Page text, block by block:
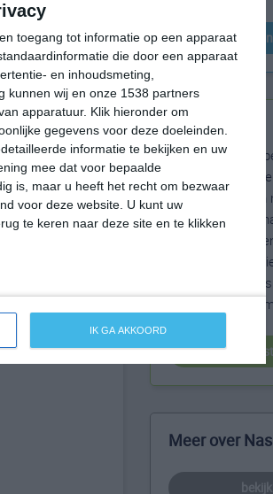
toegang tot informatie op een apparaat
die door een apparaat
en inhoudsmeting,
kunnen wij en onze 1538 partners
apparatuur. Klik hieronder om
gegevens voor deze doeleinden.
informatie te bekijken en uw
mee dat voor bepaalde
is, maar u heeft het recht om bezwaar
voor deze website. U kunt uw
te keren naar deze site en te klikken
IK GA AKKOORD
29°C
11:00
11:00
ZO 2
Beste reistijd
Het weer is een
reizen. Wil je
maanden zijn
Op basis van
weersextremen
weerinformatie
over de beste
duizenden
beste
Meer over